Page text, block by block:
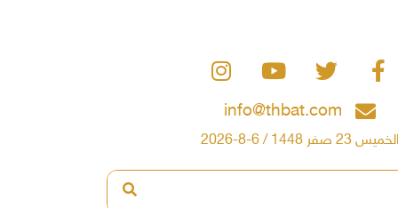
info@thbat.com
23 صفر 1448 / 6-8-2026